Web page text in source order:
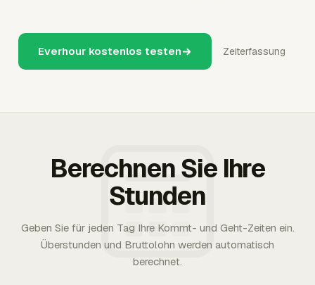
Everhour kostenlos testen Zeiterfassung
Berechnen Sie Ihre
Stunden
Geben Sie für jeden Tag Ihre Kommt- und Geht-Zeiten ein.
Überstunden und Bruttolohn werden automatisch
berechnet.